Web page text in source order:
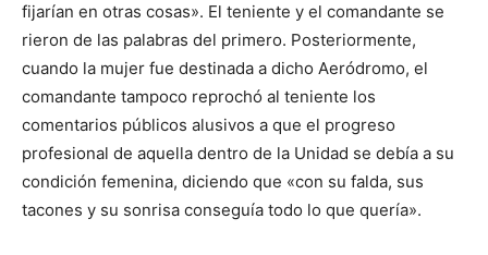
fijarían en otras cosas». El teniente y el comandante se
rieron de las palabras del primero. Posteriormente,
cuando la mujer fue destinada a dicho Aeródromo, el
comandante tampoco reprochó al teniente los
comentarios públicos alusivos a que el progreso
profesional de aquella dentro de la Unidad se debía a su
condición femenina, diciendo que «con su falda, sus
tacones y su sonrisa conseguía todo lo que quería».